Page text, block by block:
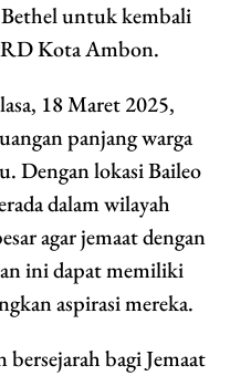
untuk kembali
Kota Ambon.
18 Maret 2025,
panjang warga
Dengan lokasi Baileo
dalam wilayah
agar jemaat dengan
ini dapat memiliki
aspirasi mereka.
bagi Jemaat